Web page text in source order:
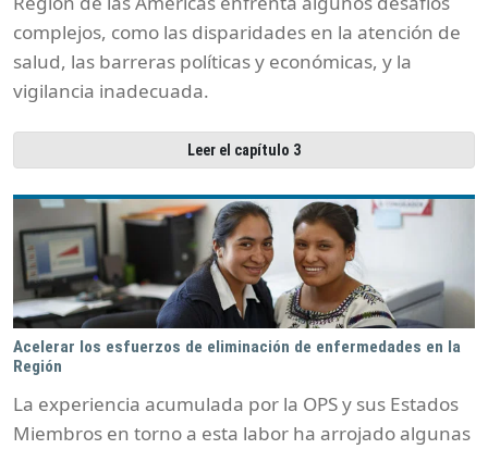
complejos, como las disparidades en la atención de
salud, las barreras políticas y económicas, y la
vigilancia inadecuada.
Leer el capítulo 3
Acelerar los esfuerzos de eliminación de enfermedades en la
Región
La experiencia acumulada por la OPS y sus Estados
Miembros en torno a esta labor ha arrojado algunas